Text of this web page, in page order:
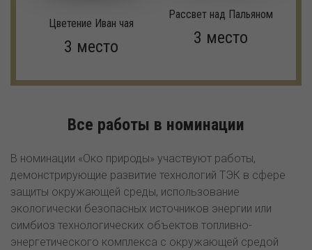
Цветение Иван чая
3 место
Рассвет над Пальяном
3 место
Все работы в номинации
В номинации «Око природы» участвуют работы,
демонстрирующие развитие технологий ТЭК в сфере
защиты окружающей среды, использование
экологически безопасных источников энергии или
симбиоз технологических объектов топливно-
энергетического комплекса с окружающей средой